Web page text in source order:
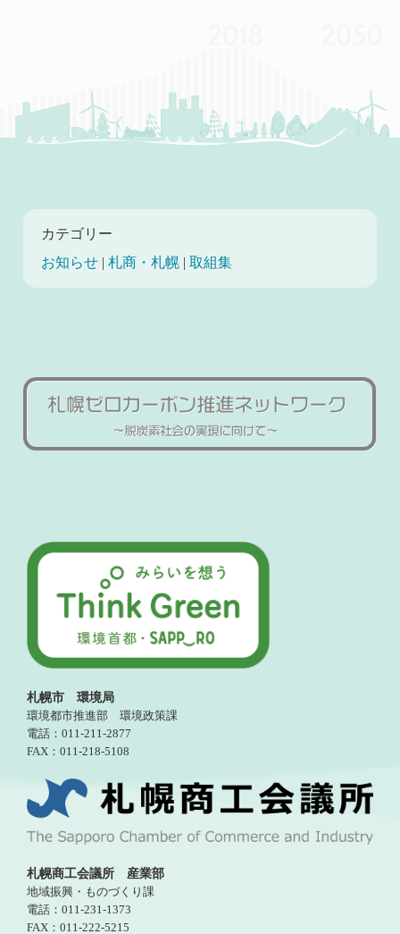
カテゴリー
お知らせ |札商・札幌 |取組集
札幌市 環境局
環境都市推進部 環境政策課
電話：011-211-2877
FAX：011-218-5108
札幌商工会議所 産業部
地域振興・ものづくり課
電話：011-231-1373
FAX：011-222-5215